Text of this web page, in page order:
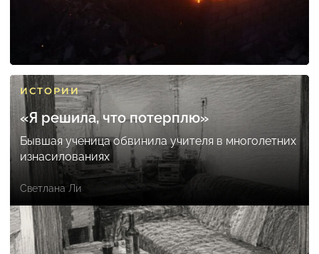
ИСТОРИИ
«Я решила, что потерплю»
Бывшая ученица обвинила учителя в многолетних
изнасилованиях
Светлана Ли